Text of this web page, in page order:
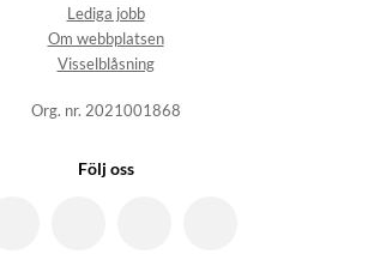
Lediga jobb
Om webbplatsen
Visselblåsning
Org. nr. 2021001868
Följ oss